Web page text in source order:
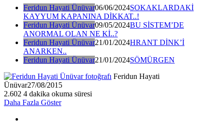
Feridun Hayati Ünüvar06/06/2024SOKAKLARDAKİ
KAYYUM KAPANINA DİKKAT..!
Feridun Hayati Ünüvar09/05/2024BU SİSTEM’DE
ANORMAL OLAN NE Kİ..?
Feridun Hayati Ünüvar21/01/2024HRANT DİNK’İ
ANARKEN..
Feridun Hayati Ünüvar21/01/2024SÖMÜRGEN
Feridun Hayati
Ünüvar27/08/2015
2.602 4 dakika okuma süresi
Daha Fazla Göster